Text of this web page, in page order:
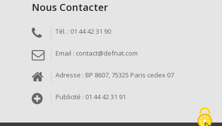
Nous Contacter
Tél. : 01 44 42 31 90
Email : contact@defnat.com
Adresse : BP 8607, 75325 Paris cedex 07
Publicité : 01 44 42 31 91